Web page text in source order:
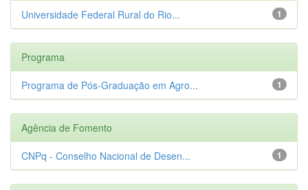
1
Universidade Federal Rural do Rio...
Programa
1
Programa de Pós-Graduação em Agro...
Agência de Fomento
1
CNPq - Conselho Nacional de Desen...